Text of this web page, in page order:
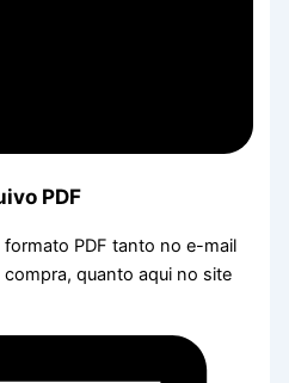
PDF
PDF tanto no e-mail
quanto aqui no site